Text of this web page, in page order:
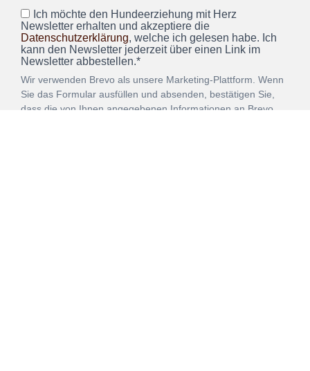
Ich möchte den Hundeerziehung mit Herz
Newsletter erhalten und akzeptiere die
Datenschutzerklärung, welche ich gelesen habe. Ich
kann den Newsletter jederzeit über einen Link im
Newsletter abbestellen.*
Wir verwenden Brevo als unsere Marketing-Plattform. Wenn
Sie das Formular ausfüllen und absenden, bestätigen Sie,
dass die von Ihnen angegebenen Informationen an Brevo